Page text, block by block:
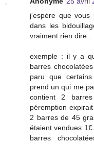
j'espère que vous
dans les
vraiment rien dire...
exemple : il y a
barres
paru que
prend un qui me
contient 2
péremption
2 barres de 45
étaient vendues
barres